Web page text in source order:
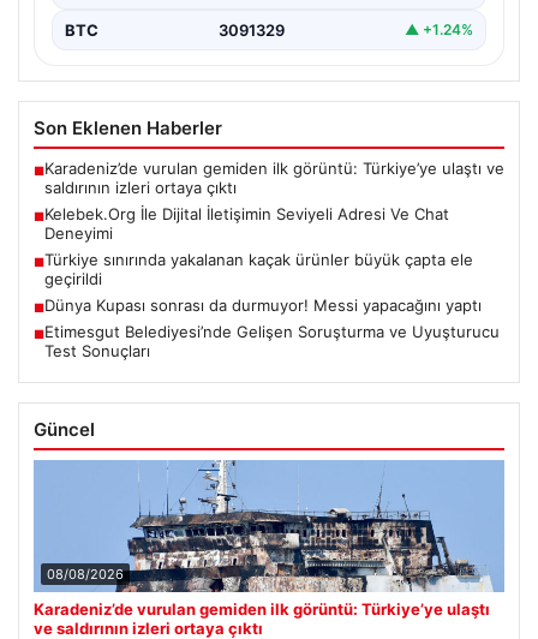
BTC 3091329 ▲ +1.24%
Son Eklenen Haberler
■Karadeniz’de vurulan gemiden ilk görüntü: Türkiye’ye ulaştı ve
saldırının izleri ortaya çıktı
■Kelebek.Org İle Dijital İletişimin Seviyeli Adresi Ve Chat
Deneyimi
■Türkiye sınırında yakalanan kaçak ürünler büyük çapta ele
geçirildi
■Dünya Kupası sonrası da durmuyor! Messi yapacağını yaptı
■Etimesgut Belediyesi’nde Gelişen Soruşturma ve Uyuşturucu
Test Sonuçları
Güncel
08/08/2026
Karadeniz’de vurulan gemiden ilk görüntü: Türkiye’ye ulaştı
ve saldırının izleri ortaya çıktı